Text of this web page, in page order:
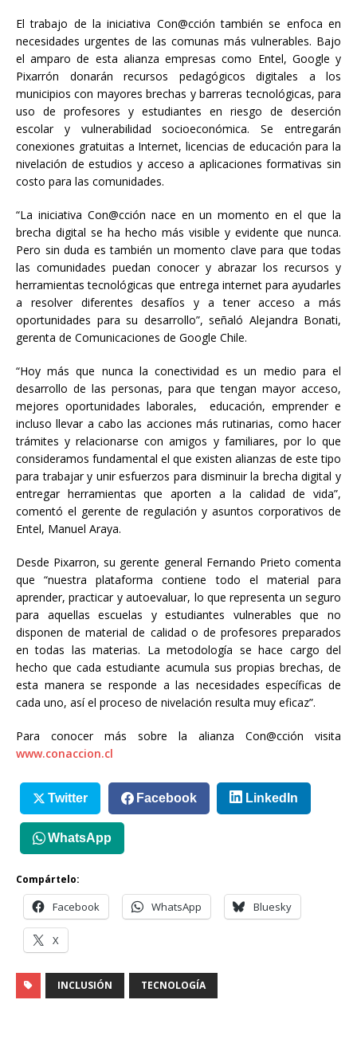
El trabajo de la iniciativa Con@cción también se enfoca en
necesidades urgentes de las comunas más vulnerables. Bajo
el amparo de esta alianza empresas como Entel, Google y
Pixarrón donarán recursos pedagógicos digitales a los
municipios con mayores brechas y barreras tecnológicas, para
uso de profesores y estudiantes en riesgo de deserción
escolar y vulnerabilidad socioeconómica. Se entregarán
conexiones gratuitas a Internet, licencias de educación para la
nivelación de estudios y acceso a aplicaciones formativas sin
costo para las comunidades.
“La iniciativa Con@cción nace en un momento en el que la
brecha digital se ha hecho más visible y evidente que nunca.
Pero sin duda es también un momento clave para que todas
las comunidades puedan conocer y abrazar los recursos y
herramientas tecnológicas que entrega internet para ayudarles
a resolver diferentes desafíos y a tener acceso a más
oportunidades para su desarrollo”, señaló Alejandra Bonati,
gerenta de Comunicaciones de Google Chile.
“Hoy más que nunca la conectividad es un medio para el
desarrollo de las personas, para que tengan mayor acceso,
mejores oportunidades laborales, educación, emprender e
incluso llevar a cabo las acciones más rutinarias, como hacer
trámites y relacionarse con amigos y familiares, por lo que
consideramos fundamental el que existen alianzas de este tipo
para trabajar y unir esfuerzos para disminuir la brecha digital y
entregar herramientas que aporten a la calidad de vida”,
comentó el gerente de regulación y asuntos corporativos de
Entel, Manuel Araya.
Desde Pixarron, su gerente general Fernando Prieto comenta
que “nuestra plataforma contiene todo el material para
aprender, practicar y autoevaluar, lo que representa un seguro
para aquellas escuelas y estudiantes vulnerables que no
disponen de material de calidad o de profesores preparados
en todas las materias. La metodología se hace cargo del
hecho que cada estudiante acumula sus propias brechas, de
esta manera se responde a las necesidades específicas de
cada uno, así el proceso de nivelación resulta muy eficaz”.
Para conocer más sobre la alianza Con@cción visita
www.conaccion.cl
Twitter Facebook LinkedIn
WhatsApp
Compártelo:
Facebook WhatsApp Bluesky
X
INCLUSIÓN TECNOLOGÍA